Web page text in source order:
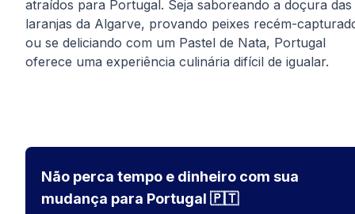
atraídos para Portugal. Seja saboreando a doçura das
laranjas da Algarve, provando peixes recém-
ou se deliciando com um Pastel de Nata, Portugal
oferece uma experiência culinária difícil de igualar.
Não perca tempo e dinheiro com sua
mudança para Portugal 🇵🇹